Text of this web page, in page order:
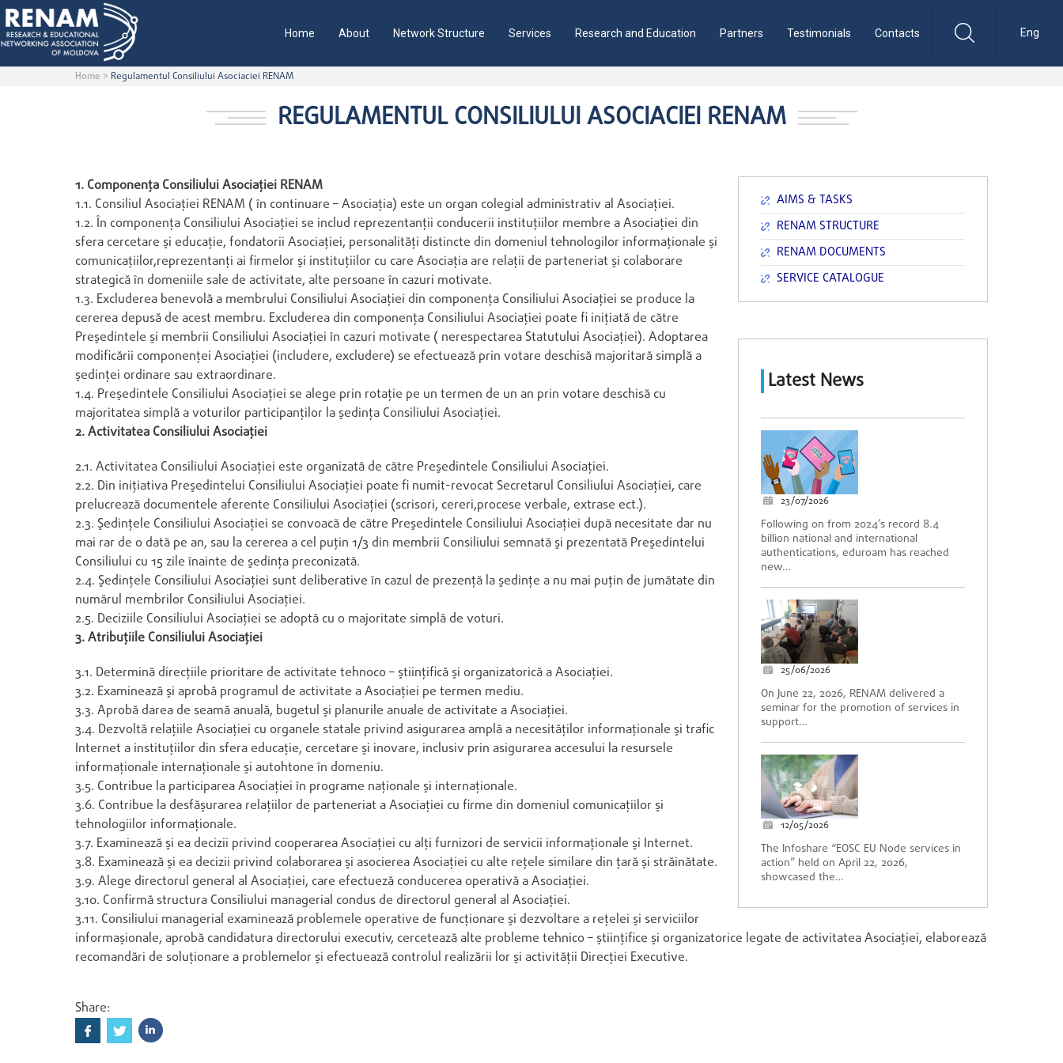
Eng
Home About Network Structure Services Research and Education Partners Testimonials Contacts
Home > Regulamentul Consiliului Asociaciei RENAM
REGULAMENTUL CONSILIULUI ASOCIACIEI RENAM
AIMS & TASKS
RENAM STRUCTURE
RENAM DOCUMENTS
SERVICE CATALOGUE
Latest News
23/07/2026
Following on from 2024’s record 8.4
billion national and international
authentications, eduroam has reached
new…
25/06/2026
On June 22, 2026, RENAM delivered a
seminar for the promotion of services in
support…
12/05/2026
The Infoshare “EOSC EU Node services in
action” held on April 22, 2026,
showcased the…
1. Componenţa Consiliului Asociaţiei RENAM
1.1. Consiliul Asociaţiei RENAM ( în continuare – Asociaţia) este un organ colegial administrativ al Asociaţiei.
1.2. În componenţa Consiliului Asociaţiei se includ reprezentanţii conducerii instituţiilor membre a Asociaţiei din
sfera cercetare şi educaţie, fondatorii Asociaţiei, personalităţi distincte din domeniul tehnologilor informaţionale şi
comunicaţiilor,reprezentanţi ai firmelor şi instituţiilor cu care Asociaţia are relaţii de parteneriat şi colaborare
strategică în domeniile sale de activitate, alte persoane în cazuri motivate.
1.3. Excluderea benevolă a membrului Consiliului Asociaţiei din componenţa Consiliului Asociaţiei se produce la
cererea depusă de acest membru. Excluderea din componenţa Consiliului Asociaţiei poate fi iniţiată de către
Preşedintele şi membrii Consiliului Asociaţiei în cazuri motivate ( nerespectarea Statutului Asociaţiei). Adoptarea
modificării componenţei Asociaţiei (includere, excludere) se efectuează prin votare deschisă majoritară simplă a
şedinţei ordinare sau extraordinare.
1.4. Preşedintele Consiliului Asociaţiei se alege prin rotaţie pe un termen de un an prin votare deschisă cu
majoritatea simplă a voturilor participanţilor la şedinţa Consiliului Asociaţiei.
2. Activitatea Consiliului Asociaţiei
2.1. Activitatea Consiliului Asociaţiei este organizată de către Preşedintele Consiliului Asociaţiei.
2.2. Din iniţiativa Preşedintelui Consiliului Asociaţiei poate fi numit-revocat Secretarul Consiliului Asociaţiei, care
prelucrează documentele aferente Consiliului Asociaţiei (scrisori, cereri,procese verbale, extrase ect.).
2.3. Şedinţele Consiliului Asociaţiei se convoacă de către Preşedintele Consiliului Asociaţiei după necesitate dar nu
mai rar de o dată pe an, sau la cererea a cel puţin 1/3 din membrii Consiliului semnată şi prezentată Preşedintelui
Consiliului cu 15 zile înainte de şedinţa preconizată.
2.4. Şedinţele Consiliului Asociaţiei sunt deliberative în cazul de prezenţă la şedinţe a nu mai puţin de jumătate din
numărul membrilor Consiliului Asociaţiei.
2.5. Deciziile Consiliului Asociaţiei se adoptă cu o majoritate simplă de voturi.
3. Atribuţiile Consiliului Asociaţiei
3.1. Determină direcţiile prioritare de activitate tehnoco – ştiinţifică şi organizatorică a Asociaţiei.
3.2. Examinează şi aprobă programul de activitate a Asociaţiei pe termen mediu.
3.3. Aprobă darea de seamă anuală, bugetul şi planurile anuale de activitate a Asociaţiei.
3.4. Dezvoltă relaţiile Asociaţiei cu organele statale privind asigurarea amplă a necesităţilor informaţionale şi trafic
Internet a instituţiilor din sfera educaţie, cercetare şi inovare, inclusiv prin asigurarea accesului la resursele
informaţionale internaţionale şi autohtone în domeniu.
3.5. Contribue la participarea Asociaţiei în programe naţionale şi internaţionale.
3.6. Contribue la desfăşurarea relaţiilor de parteneriat a Asociaţiei cu firme din domeniul comunicaţiilor şi
tehnologiilor informaţionale.
3.7. Examinează şi ea decizii privind cooperarea Asociaţiei cu alţi furnizori de servicii informaţionale şi Internet.
3.8. Examinează şi ea decizii privind colaborarea şi asocierea Asociaţiei cu alte reţele similare din ţară şi străinătate.
3.9. Alege directorul general al Asociaţiei, care efectueză conducerea operativă a Asociaţiei.
3.10. Confirmă structura Consiliului managerial condus de directorul general al Asociaţiei.
3.11. Consiliului managerial examinează problemele operative de funcţionare şi dezvoltare a reţelei şi serviciilor
informaşionale, aprobă candidatura directorului executiv, cercetează alte probleme tehnico – ştiinţifice şi organizatorice legate de activitatea Asociaţiei, elaborează
recomandări de soluţionare a problemelor şi efectuează controlul realizării lor şi activităţii Direcţiei Executive.
Share: